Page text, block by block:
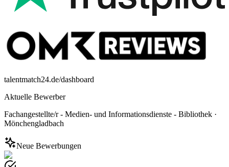
talentmatch24.de/dashboard
Aktuelle Bewerber
Fachangestellte/r - Medien- und Informationsdienste - Bibliothek ·
Mönchengladbach
Neue Bewerbungen